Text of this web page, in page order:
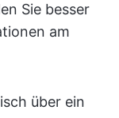
Sie besser
am
über ein